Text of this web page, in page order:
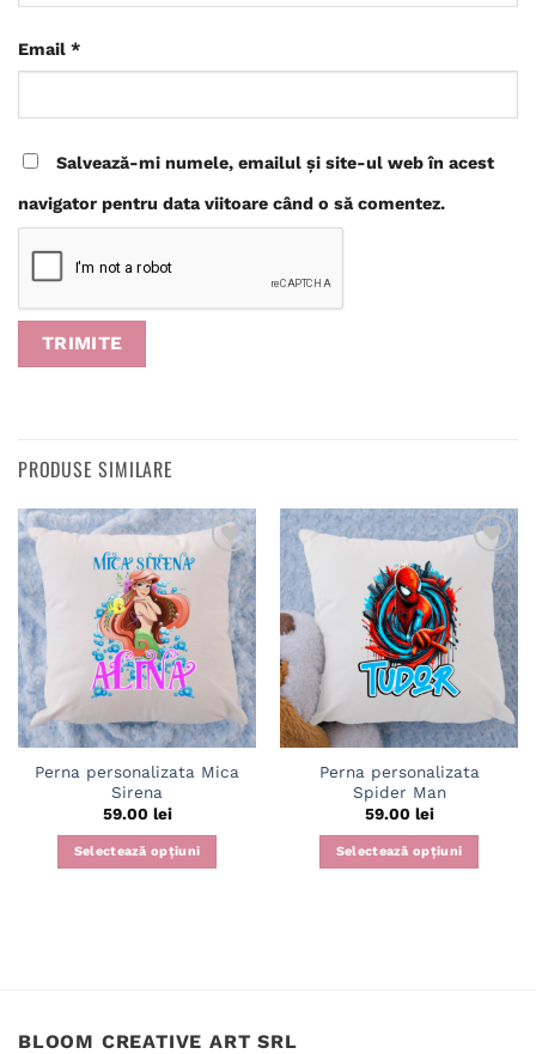
Email *
Salvează-mi numele, emailul și site-ul web în acest
navigator pentru data viitoare când o să comentez.
PRODUSE SIMILARE
Adaugă
wishlist
Perna personalizata Mica
Sirena
59.00 lei
Selectează opțiuni
Adaugă
wishlist
Perna personalizata
Spider Man
59.00 lei
Selectează opțiuni
BLOOM CREATIVE ART SRL